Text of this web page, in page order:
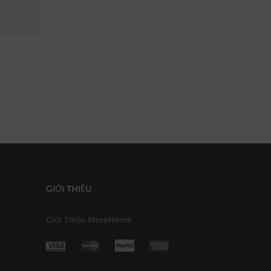
GIỚI THIỆU
Giới Thiệu MoreHome